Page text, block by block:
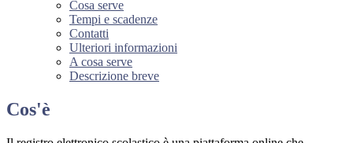
Cosa serve
Tempi e scadenze
Contatti
Ulteriori informazioni
A cosa serve
Descrizione breve
Cos'è